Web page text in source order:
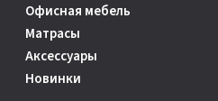
Офисная мебель
Матрасы
Аксессуары
Новинки